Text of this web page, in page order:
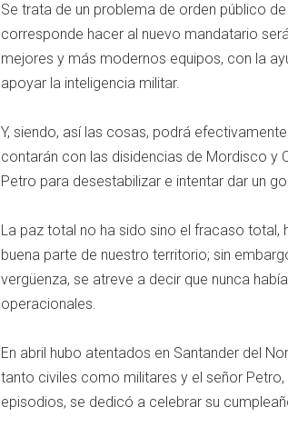
Se trata de un problema de orden público
corresponde hacer al nuevo mandatario
mejores y más modernos equipos, con la
apoyar la inteligencia militar.
Y, siendo, así las cosas, podrá
contarán con las disidencias de Mordisco y
Petro para desestabilizar e intentar dar un
La paz total no ha sido sino el fracaso
buena parte de nuestro territorio; sin
vergüenza, se atreve a decir que nunca
operacionales.
En abril hubo atentados en Santander del
tanto civiles como militares y el señor
episodios, se dedicó a celebrar su